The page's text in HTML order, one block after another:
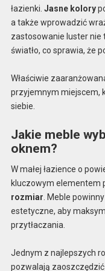
łazienki. Jasne kolory
a także wprowadzić
zastosowanie luster nie
światło, co sprawia, że
Właściwie
przyjemnym miejscem,
siebie.
Jakie meble
oknem?
W małej łazience o
kluczowym elementem
rozmiar . Meble
estetyczne, aby
przytłaczania.
Jednym z najlepszych
pozwalają zaoszczędzić